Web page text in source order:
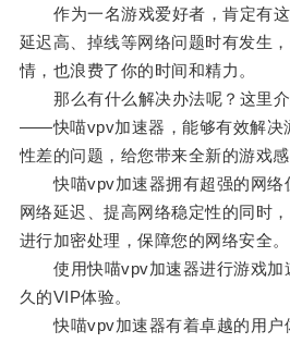
作为一名游戏爱好者，肯定有这
延迟高、掉线等网络问题时有发生
情，也浪费了你的时间和精力。
那么有什么解决办法呢？这里介
——快喵vpv加速器，能够有效解决
性差的问题，给您带来全新的游戏感
快喵vpv加速器拥有超强的网络
网络延迟、提高网络稳定性的同时
进行加密处理，保障您的网络安全。
使用快喵vpv加速器进行游戏加
久的VIP体验。
快喵vpv加速器有着卓越的用户